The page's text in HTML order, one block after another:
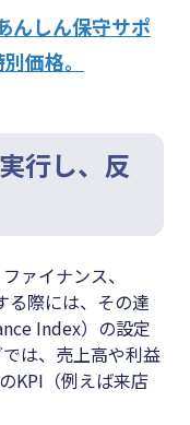
んしん保守サポ
価格。
行し、反
ァイナンス、
る際には、その達
Index）の設定
は、売上高や利益
KPI（例えば来店